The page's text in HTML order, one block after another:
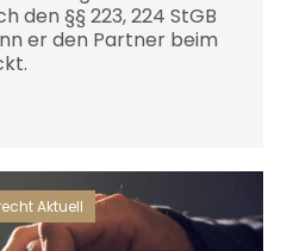
den §§ 223, 224 StGB
er den Partner beim
Aktuell